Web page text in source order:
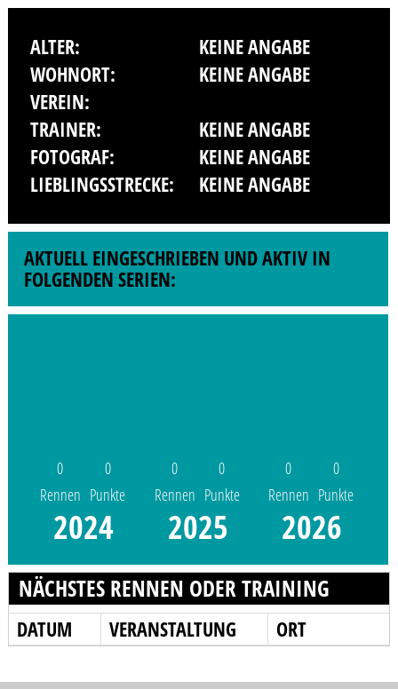
ALTER:
KEINE ANGABE
WOHNORT:
KEINE ANGABE
VEREIN:
TRAINER:
KEINE ANGABE
FOTOGRAF:
KEINE ANGABE
LIEBLINGSSTRECKE:
KEINE ANGABE
AKTUELL EINGESCHRIEBEN UND AKTIV IN
FOLGENDEN SERIEN:
0
Rennen
0
Punkte
2024
0
Rennen
0
Punkte
2025
0
Rennen
0
Punkte
2026
NÄCHSTES RENNEN ODER TRAINING
DATUM VERANSTALTUNG ORT